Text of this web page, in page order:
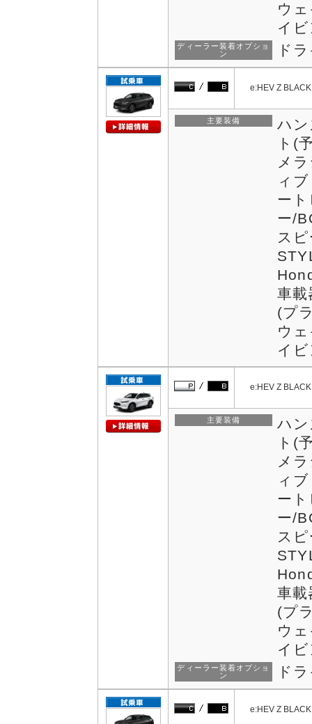
ウ
イ
ディーラー装着オプショ
ン
ド
e:HEV Z
主要装備
ハ
ト(
メ
ィ
ー
ー/
ス
車
(プ
ウ
イ
e:HEV Z
主要装備
ハ
ト(
メ
ィ
ー
ー/
ス
車
(プ
ウ
イ
ディーラー装着オプショ
ン
ド
e:HEV Z